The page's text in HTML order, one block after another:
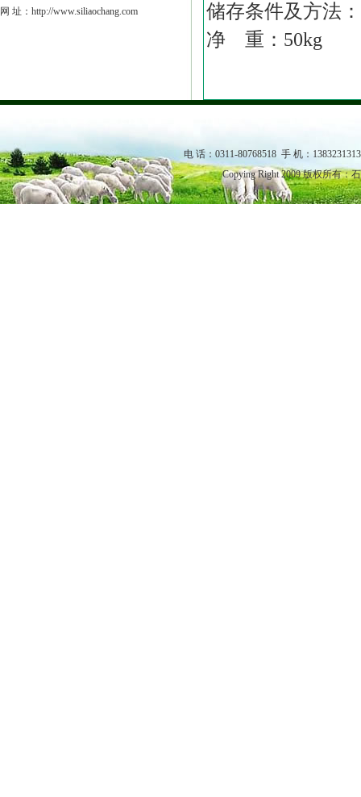
网 址：http://www.siliaochang.com
储存条件及方法
净
重： 50kg
电 话：0311-80768518 手 机：
Copying Right 2009 版权所有